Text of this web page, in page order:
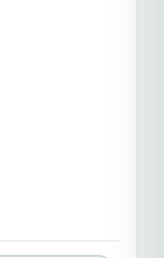
en vol
meer